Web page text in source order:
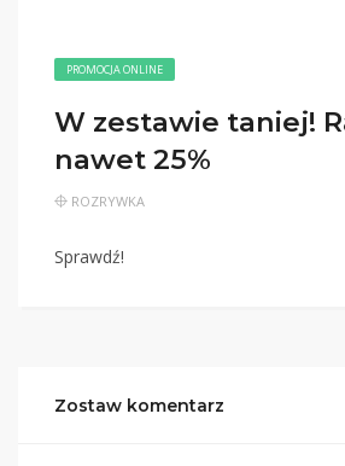
PROMOCJA ONLINE
W zestawie taniej!
nawet 25%
ROZRYWKA
Sprawdź!
Zostaw komentarz